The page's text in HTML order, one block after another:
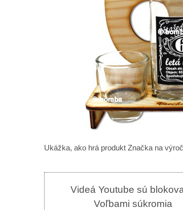
Ukážka, ako hrá produkt Značka na
Videá Youtube sú
Voľbami súkromia